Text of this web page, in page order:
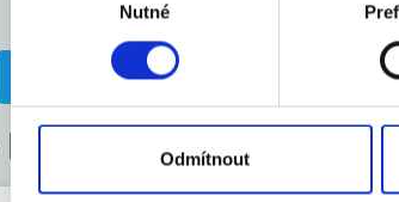
o
u
Nutné
Odmítnout
Vás zajímat